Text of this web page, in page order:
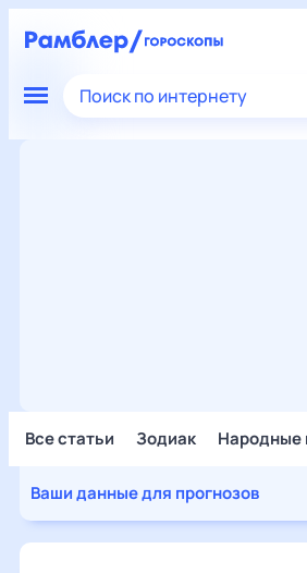
Поиск по интернету
Все статьи Зодиак Народные
Ваши данные для прогнозов